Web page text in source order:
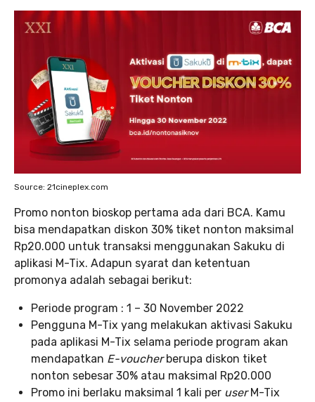
Source: 21cineplex.com
Promo nonton bioskop pertama ada dari BCA. Kamu
bisa mendapatkan diskon 30% tiket nonton maksimal
Rp20.000 untuk transaksi menggunakan Sakuku di
aplikasi M-Tix. Adapun syarat dan ketentuan
promonya adalah sebagai berikut:
Periode program : 1 – 30 November 2022
Pengguna M-Tix yang melakukan aktivasi Sakuku
pada aplikasi M-Tix selama periode program akan
mendapatkan E-voucherberupa diskon tiket
nonton sebesar 30% atau maksimal Rp20.000
Promo ini berlaku maksimal 1 kali per userM-Tix